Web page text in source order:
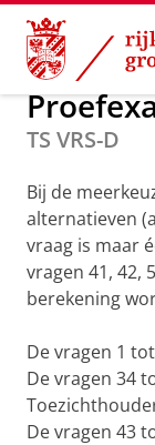
Skip
Content
Skip
Navigation
Onderwijs
TS VRS-D
Bij de
alternatieven
vraag is maar
vragen 41, 42,
berekening
De vragen 1
De vragen 34
De vragen 43